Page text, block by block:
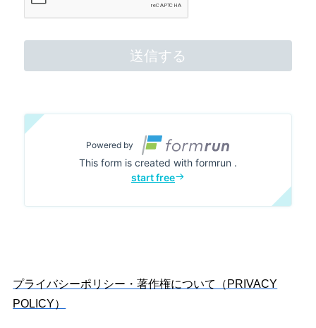
プライバシーポリシー・著作権について（PRIVACY
POLICY）